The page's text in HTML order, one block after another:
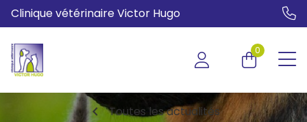
Clinique vétérinaire Victor Hugo
0
chevron_left Toutes les actualités